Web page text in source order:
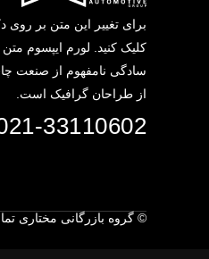
برای تغییر این متن بر روی
کلیک کنید. لورم ایپسوم متن
سادگی نامفهوم از صنعت
از طراحان گرافیک است.
33110602
© گروه بازرگانی مختاری